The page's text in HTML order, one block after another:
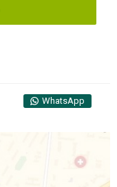
WhatsApp